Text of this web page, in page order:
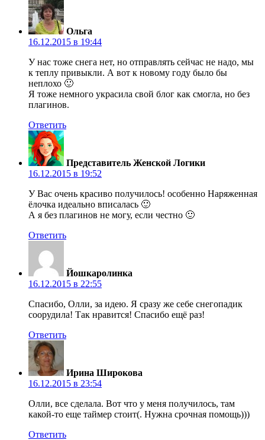
Ольга
16.12.2015 в 19:44
У нас тоже снега нет, но отправлять сейчас не надо, мы
к теплу привыкли. А вот к новому году было бы
неплохо 🙂
Я тоже немного украсила свой блог как смогла, но без
плагинов.
Ответить
Представитель Женской Логики
16.12.2015 в 19:52
У Вас очень красиво получилось! особенно Наряженная
ёлочка идеально вписалась 🙂
А я без плагинов не могу, если честно 🙂
Ответить
Йошкаролинка
16.12.2015 в 22:55
Спасибо, Олли, за идею. Я сразу же себе снегопадик
соорудила! Так нравится! Спасибо ещё раз!
Ответить
Ирина Широкова
16.12.2015 в 23:54
Олли, все сделала. Вот что у меня получилось, там
какой-то еще таймер стоит(. Нужна срочная помощь)))
Ответить